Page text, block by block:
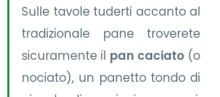
Sulle tavole tuderti accanto al
tradizionale pane troverete
sicuramente il pan caciato (o
nociato), un panetto tondo di